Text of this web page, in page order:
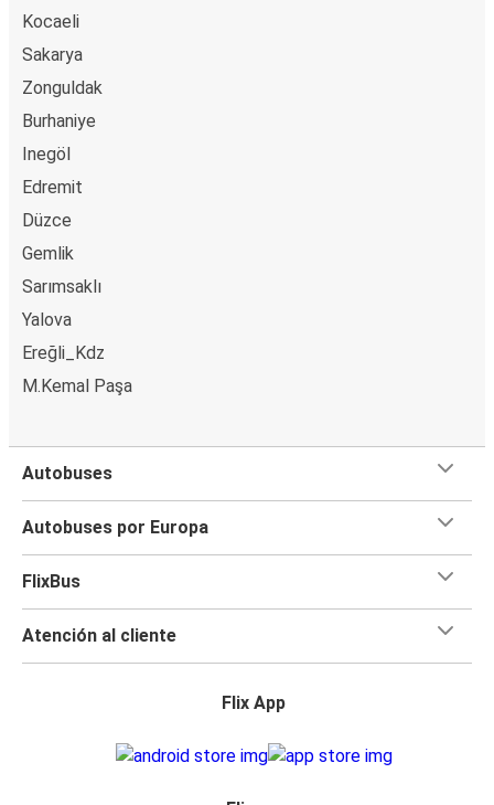
Kocaeli
Sakarya
Zonguldak
Burhaniye
Inegöl
Edremit
Düzce
Gemlik
Sarımsaklı
Yalova
Ereğli_Kdz
M.Kemal Paşa
Autobuses
Autobuses por Europa
FlixBus
Atención al cliente
Flix App